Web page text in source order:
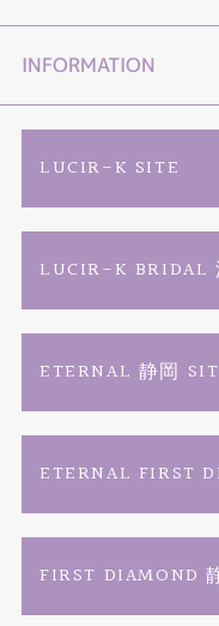
セットリング
エタニティーリング
婚約ネックレス
リフォーム
結婚記念日ジュエリー
ファッションジュエリー
ベビーリング
プロポーズLP
オンライン接客
動画コンテンツ
商品一覧
ブランドリスト
お客様の声
４つの選べる購入プラン
店舗情報・会社概要
TIARAフェア総合
INFORMATION
特定商取引に関する表記
LUCIR-K SITE
LUCIR-K BRIDAL
ETERNAL 静岡
ETERNAL FIRST
FIRST DIAMOND